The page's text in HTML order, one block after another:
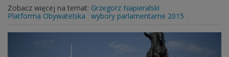
Zobacz więcej na temat: Grzegorz Napieralski
Platforma Obywatelska
wybory parlamentarne 2015